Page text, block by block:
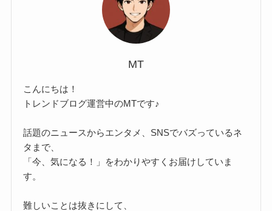
MT
こんにちは！
トレンドブログ運営中のMTです♪
話題のニュースからエンタメ、SNSでバズっているネ
タまで、
「今、気になる！」をわかりやすくお届けしていま
す。
難しいことは抜きにして、